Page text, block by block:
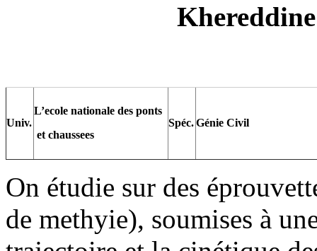
Univ.
L’ecole nationale des ponts
et chaussees
Spéc.Génie Civil
On étudie sur des
de methyie), soumises à